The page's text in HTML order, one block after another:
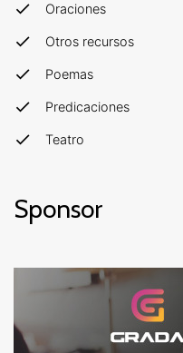
Oraciones
Otros recursos
Poemas
Predicaciones
Teatro
Sponsor